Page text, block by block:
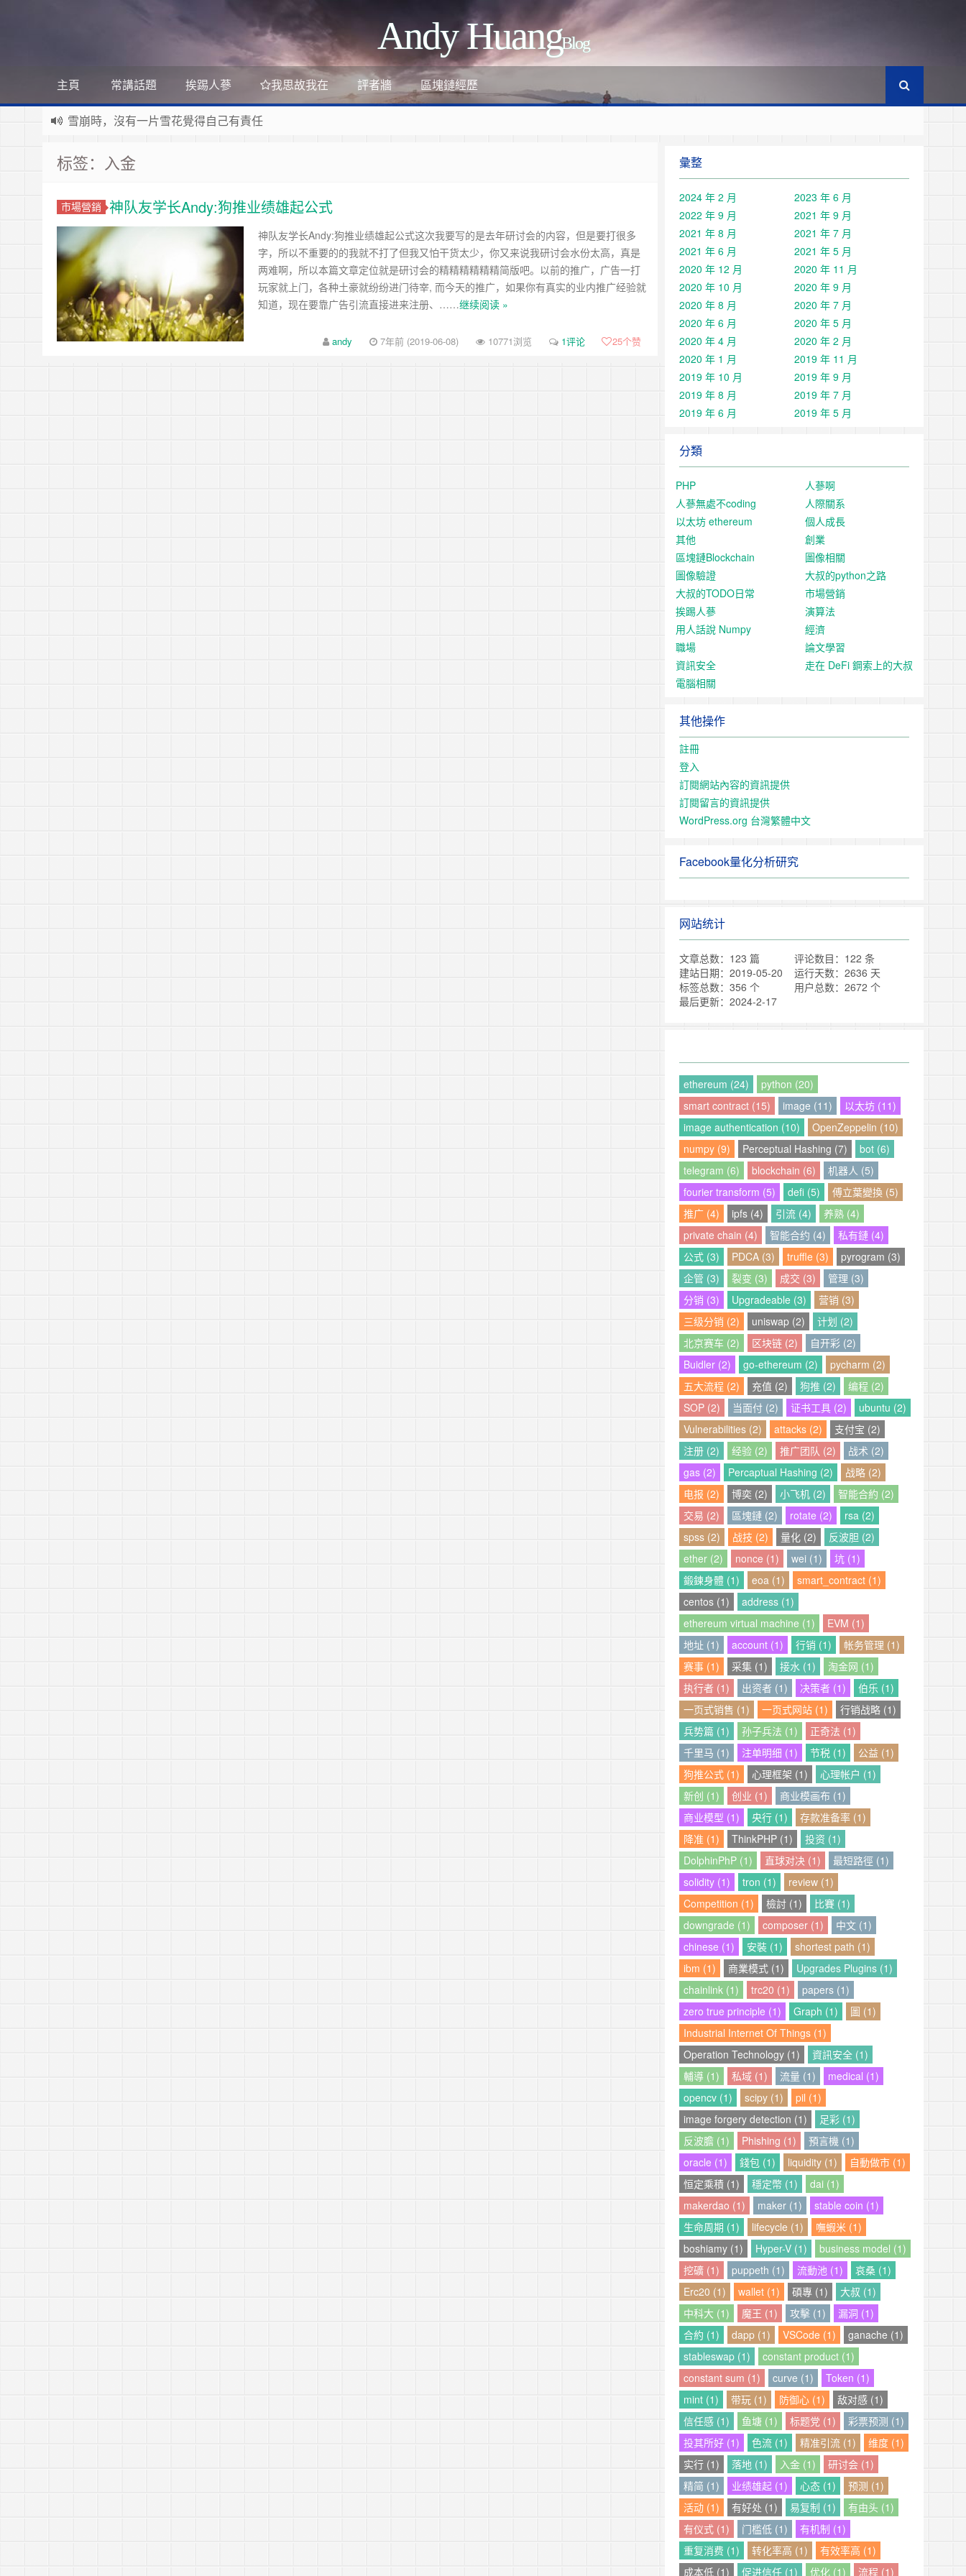
Andy HuangBlog
主頁 常講話題 挨踢人蔘 我思故我在 評者牆 區塊鏈經歷
雪崩時，沒有一片雪花覺得自己有責任
如何讓玩家一直沉迷
如何讓玩家拉幫結派
如何讓玩家充值更多
如何實現隱性的現金賭博和金幣交易
遇事不決 量子力學
文昭論古論今
好看的皮囊千篇一律 有趣的靈魂萬裡挑一
Raft PBFT
Reliable, Replicated, Redundant, And Fault-Tolerant
Practical Byzantine Fault Tolerant
受人之辱，不動一色
查人之過，不揚於眾
覺人之詐，不憤於言
Google 如何進行 Code Review – 6
https://tachingchen.com/tw/blog/how-to-do-a-code-review-by-google-6/
Google 如何進行 Code Review – 5
https://tachingchen.com/tw/blog/how-to-do-a-code-review-by-google-5/
Google 如何進行 Code Review – 4
喜大普奔
聞快天相
樂人同走
當我以為那是一個知識點，其實那是一個知識圓
标签：入金
市場營銷 神队友学长Andy:狗推业绩雄起公式
神队友学长Andy:狗推业绩雄起公式这次我要写的是去年研讨会的内容，但是要打很多
字，所以不重要的的我就不打了但我又怕干货太少，你又来说我研讨会水份太高，真是
两难啊，所以本篇文章定位就是研讨会的精精精精精精简版吧。以前的推广，广告一打
玩家就上门，各种土豪就纷纷进门待宰, 而今天的推广，如果你有真实的业内推广经验就
知道，现在要靠广告引流直接进来注册、……继续阅读 »
andy 7年前 (2019-06-08) 10771浏览 1评论 25个赞
彙整
2024 年 2 月
2023 年 6 月
2022 年 9 月
2021 年 9 月
2021 年 8 月
2021 年 7 月
2021 年 6 月
2021 年 5 月
2020 年 12 月
2020 年 11 月
2020 年 10 月
2020 年 9 月
2020 年 8 月
2020 年 7 月
2020 年 6 月
2020 年 5 月
2020 年 4 月
2020 年 2 月
2020 年 1 月
2019 年 11 月
2019 年 10 月
2019 年 9 月
2019 年 8 月
2019 年 7 月
2019 年 6 月
2019 年 5 月
分類
PHP
人蔘啊
人蔘無處不coding
人際關系
以太坊 ethereum
個人成長
其他
創業
區塊鏈Blockchain
圖像相關
圖像驗證
大叔的python之路
大叔的TODO日常
市場營銷
挨踢人蔘
演算法
用人話說 Numpy
經濟
職場
論文學習
資訊安全
走在 DeFi 鋼索上的大叔
電腦相關
其他操作
註冊
登入
訂閱網站內容的資訊提供
訂閱留言的資訊提供
WordPress.org 台灣繁體中文
Facebook量化分析研究
网站统计
文章总数：123 篇
评论数目：122 条
建站日期：2019-05-20
运行天数：2636 天
标签总数：356 个
用户总数：2672 个
最后更新：2024-2-17
ethereum (24)
python (20)
smart contract (15)
image (11)
以太坊 (11)
image authentication (10)
OpenZeppelin (10)
numpy (9)
Perceptual Hashing (7)
bot (6)
telegram (6)
blockchain (6)
机器人 (5)
fourier transform (5)
defi (5)
傅立葉變換 (5)
推广 (4)
ipfs (4) 引流 (4)
养熟 (4)
private chain (4)
智能合约 (4)
私有鏈 (4)
公式 (3)
PDCA (3) truffle (3)
pyrogram (3)
企管 (3)
裂变 (3) 成交 (3)
管理 (3)
分销 (3)
Upgradeable (3)
营销 (3)
三级分销 (2)
uniswap (2)
计划 (2)
北京赛车 (2)
区块链 (2)
自开彩 (2)
Buidler (2)
go-ethereum (2)
pycharm (2)
五大流程 (2)
充值 (2) 狗推 (2)
编程 (2)
SOP (2)
当面付 (2) 证书工具 (2)
ubuntu (2)
Vulnerabilities (2)
attacks (2)
支付宝 (2)
注册 (2)
经验 (2) 推广团队 (2)
战术 (2)
gas (2)
Percaptual Hashing (2)
战略 (2)
电报 (2)
博奕 (2) 小飞机 (2)
智能合約 (2)
交易 (2)
區塊鏈 (2) rotate (2)
rsa (2)
spss (2)
战技 (2) 量化 (2)
反波胆 (2)
ether (2)
nonce (1) wei (1)
坑 (1)
鍛鍊身體 (1)
eoa (1)
smart_contract (1)
centos (1)
address (1)
ethereum virtual machine (1)
EVM (1)
地址 (1)
account (1) 行销 (1)
帐务管理 (1)
赛事 (1)
采集 (1) 接水 (1)
淘金网 (1)
执行者 (1)
出资者 (1) 决策者 (1)
伯乐 (1)
一页式销售 (1)
一页式网站 (1)
行销战略 (1)
兵势篇 (1)
孙子兵法 (1)
正奇法 (1)
千里马 (1)
注单明细 (1) 节税 (1)
公益 (1)
狗推公式 (1)
心理框架 (1)
心理帐户 (1)
新创 (1)
创业 (1)
商业模画布 (1)
商业模型 (1)
央行 (1)
存款准备率 (1)
降准 (1)
ThinkPHP (1)
投资 (1)
DolphinPhP (1)
直球对决 (1)
最短路徑 (1)
solidity (1)
tron (1)
review (1)
Competition (1)
檢討 (1)
比賽 (1)
downgrade (1)
composer (1)
中文 (1)
chinese (1)
安裝 (1)
shortest path (1)
ibm (1)
商業模式 (1)
Upgrades Plugins (1)
chainlink (1)
trc20 (1)
papers (1)
zero true principle (1)
Graph (1)
圖 (1)
Industrial Internet Of Things (1)
Operation Technology (1)
資訊安全 (1)
輔導 (1)
私域 (1) 流量 (1)
medical (1)
opencv (1)
scipy (1)
pil (1)
image forgery detection (1)
足彩 (1)
反波膽 (1)
Phishing (1)
預言機 (1)
oracle (1)
錢包 (1) liquidity (1)
自動做市 (1)
恒定乘積 (1)
穩定幣 (1)
dai (1)
makerdao (1)
maker (1)
stable coin (1)
生命周期 (1)
lifecycle (1)
嘸蝦米 (1)
boshiamy (1)
Hyper-V (1)
business model (1)
挖礦 (1)
puppeth (1) 流動池 (1)
哀桑 (1)
Erc20 (1)
wallet (1) 碩專 (1)
大叔 (1)
中科大 (1)
魔王 (1) 攻擊 (1)
漏洞 (1)
合約 (1)
dapp (1) VSCode (1)
ganache (1)
stableswap (1)
constant product (1)
constant sum (1)
curve (1)
Token (1)
mint (1)
带玩 (1) 防御心 (1)
敌对感 (1)
信任感 (1)
鱼塘 (1) 标题党 (1)
彩票预测 (1)
投其所好 (1)
色流 (1) 精准引流 (1)
维度 (1)
实行 (1)
落地 (1) 入金 (1)
研讨会 (1)
精简 (1)
业绩雄起 (1) 心态 (1)
预测 (1)
活动 (1)
有好处 (1) 易复制 (1)
有由头 (1)
有仪式 (1)
门槛低 (1)
有机制 (1)
重复消费 (1)
转化率高 (1)
有效率高 (1)
成本低 (1)
促进信任 (1) 优化 (1) 流程 (1)